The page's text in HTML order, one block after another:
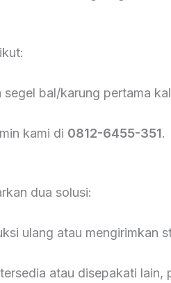
bal/karung pertama
kami di 0812-6455-351.
dua solusi:
ulang atau mengirimkan
atau disepakati